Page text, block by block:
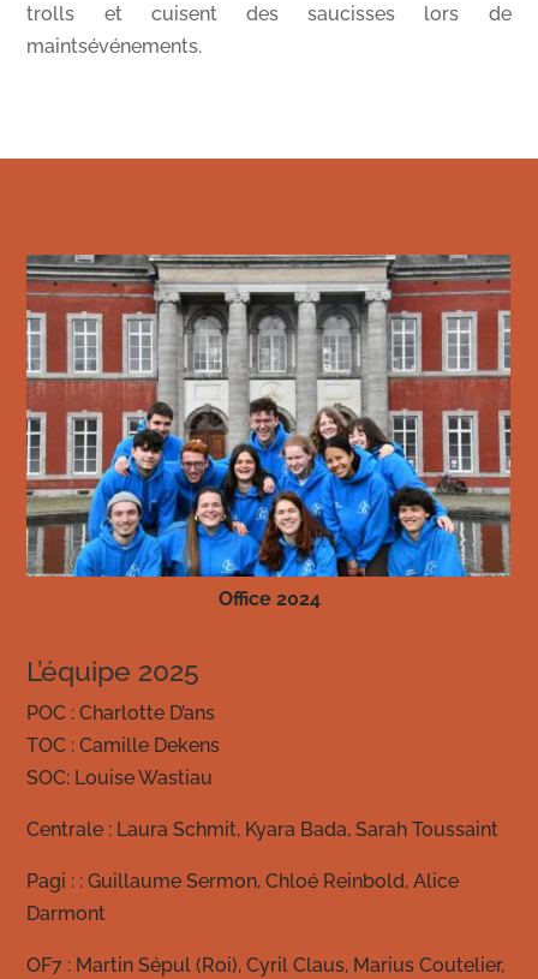
trolls et cuisent des saucisses lors de
maintsévénements.
Office 2024
L’équipe 2025
POC : Charlotte D’ans
TOC : Camille Dekens
SOC: Louise Wastiau
Centrale : Laura Schmit, Kyara Bada, Sarah Toussaint
Pagi : : Guillaume Sermon, Chloé Reinbold, Alice
Darmont
OF7 : Martin Sépul (Roi), Cyril Claus, Marius Coutelier,